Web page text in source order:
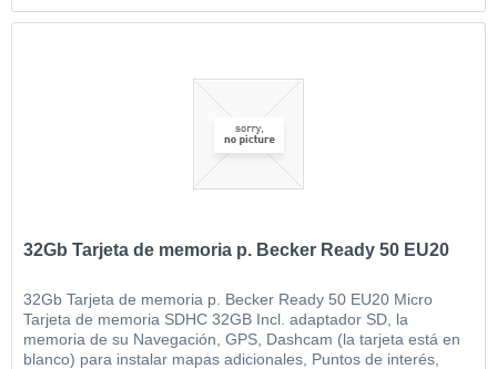
32Gb Tarjeta de memoria p. Becker Ready 50 EU20
32Gb Tarjeta de memoria p. Becker Ready 50 EU20 Micro
Tarjeta de memoria SDHC 32GB Incl. adaptador SD, la
memoria de su Navegación, GPS, Dashcam (la tarjeta está en
blanco) para instalar mapas adicionales, Puntos de interés,